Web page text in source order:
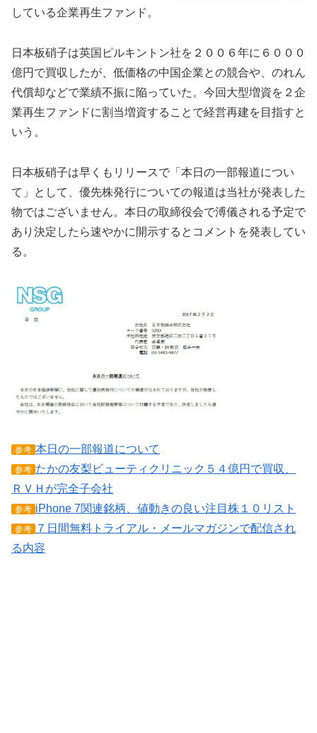
している企業再生ファンド。
日本板硝子は英国ピルキントン社を２００６年に６０００
億円で買収したが、低価格の中国企業との競合や、のれん
代償却などで業績不振に陥っていた。今回大型増資を２企
業再生ファンドに割当増資することで経営再建を目指すと
いう。
日本板硝子は早くもリリースで「本日の一部報道につい
て」として、優先株発行についての報道は当社が発表した
物ではございません。本日の取締役会で溥儀される予定で
あり決定したら速やかに開示するとコメントを発表してい
る。
参考 本日の一部報道について
参考 たかの友梨ビューティクリニック５４億円で買収、
ＲＶＨが完全子会社
参考 iPhone 7関連銘柄、値動きの良い注目株１０リスト
参考
７日間無料トライアル・メールマガジンで配信され
る内容